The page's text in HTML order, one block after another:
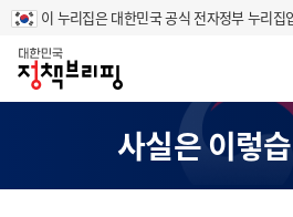
이 누리집은 대한민국 공식 전자정부 누리집
홈
사실은 이렇